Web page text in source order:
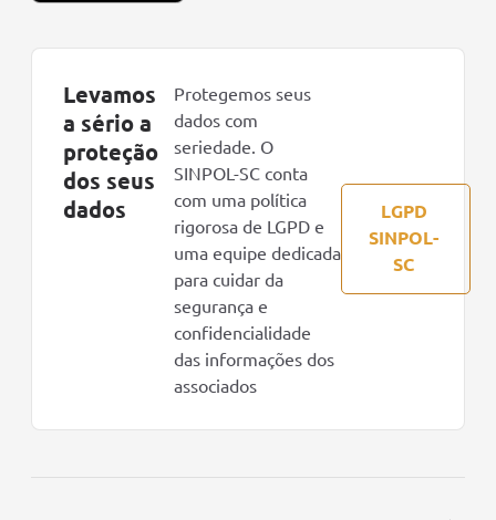
Levamos
a sério a
proteção
dos seus
dados
Protegemos seus
dados com
seriedade. O
SINPOL-SC conta
com uma política
rigorosa de LGPD e
uma equipe dedicada
para cuidar da
segurança e
confidencialidade
das informações dos
associados
LGPD
SINPOL-
SC